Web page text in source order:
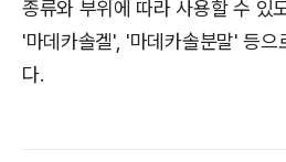
종류와 부위에 따라 사용할 수 있
'마데카솔겔', '마데카솔분말' 등으
다.